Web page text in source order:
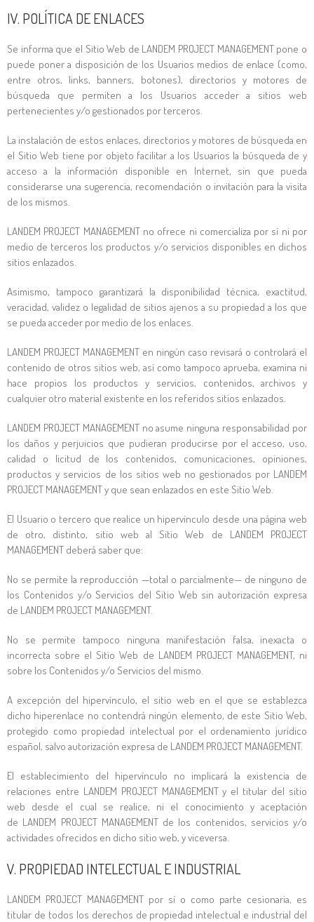
IV. POLÍTICA DE ENLACES
Se informa que el Sitio Web de LANDEM PROJECT MANAGEMENTpone o
puede poner a disposición de los Usuarios medios de enlace (como,
entre otros, links, banners, botones), directorios y motores de
búsqueda que permiten a los Usuarios acceder a sitios web
pertenecientes y/o gestionados por terceros.
La instalación de estos enlaces, directorios y motores de búsqueda en
el Sitio Web tiene por objeto facilitar a los Usuarios la búsqueda de y
acceso a la información disponible en Internet, sin que pueda
considerarse una sugerencia, recomendación o invitación para la visita
de los mismos.
LANDEM PROJECT MANAGEMENTno ofrece ni comercializa por sí ni por
medio de terceros los productos y/o servicios disponibles en dichos
sitios enlazados.
Asimismo, tampoco garantizará la disponibilidad técnica, exactitud,
veracidad, validez o legalidad de sitios ajenos a su propiedad a los que
se pueda acceder por medio de los enlaces.
LANDEM PROJECT MANAGEMENT en ningún caso revisará o controlará el
contenido de otros sitios web, así como tampoco aprueba, examina ni
hace propios los productos y servicios, contenidos, archivos y
cualquier otro material existente en los referidos sitios enlazados.
LANDEM PROJECT MANAGEMENTno asume ninguna responsabilidad por
los daños y perjuicios que pudieran producirse por el acceso, uso,
calidad o licitud de los contenidos, comunicaciones, opiniones,
productos y servicios de los sitios web no gestionados por LANDEM
PROJECT MANAGEMENTy que sean enlazados en este Sitio Web.
El Usuario o tercero que realice un hipervínculo desde una página web
de otro, distinto, sitio web al Sitio Web de LANDEM PROJECT
MANAGEMENT deberá saber que:
No se permite la reproducción —total o parcialmente— de ninguno de
los Contenidos y/o Servicios del Sitio Web sin autorización expresa
de LANDEM PROJECT MANAGEMENT.
No se permite tampoco ninguna manifestación falsa, inexacta o
incorrecta sobre el Sitio Web de LANDEM PROJECT MANAGEMENT, ni
sobre los Contenidos y/o Servicios del mismo.
A excepción del hipervínculo, el sitio web en el que se establezca
dicho hiperenlace no contendrá ningún elemento, de este Sitio Web,
protegido como propiedad intelectual por el ordenamiento jurídico
español, salvo autorización expresa de LANDEM PROJECT MANAGEMENT.
El establecimiento del hipervínculo no implicará la existencia de
relaciones entre LANDEM PROJECT MANAGEMENTy el titular del sitio
web desde el cual se realice, ni el conocimiento y aceptación
de LANDEM PROJECT MANAGEMENTde los contenidos, servicios y/o
actividades ofrecidos en dicho sitio web, y viceversa.
V. PROPIEDAD INTELECTUAL E INDUSTRIAL
LANDEM PROJECT MANAGEMENT por sí o como parte cesionaria, es
titular de todos los derechos de propiedad intelectual e industrial del